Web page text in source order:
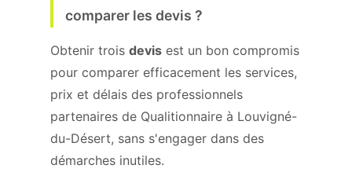
comparer les devis ?
Obtenir trois devis est un bon compromis
pour comparer efficacement les services,
prix et délais des professionnels
partenaires de Qualitionnaire à Louvigné-
du-Désert, sans s'engager dans des
démarches inutiles.